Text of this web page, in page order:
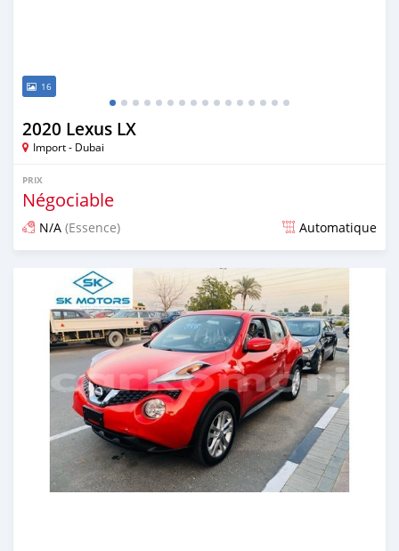
16
2020 Lexus LX
Import - Dubai
PRIX
Négociable
N/A (Essence) Automatique
Publié il y a presque 6 ans